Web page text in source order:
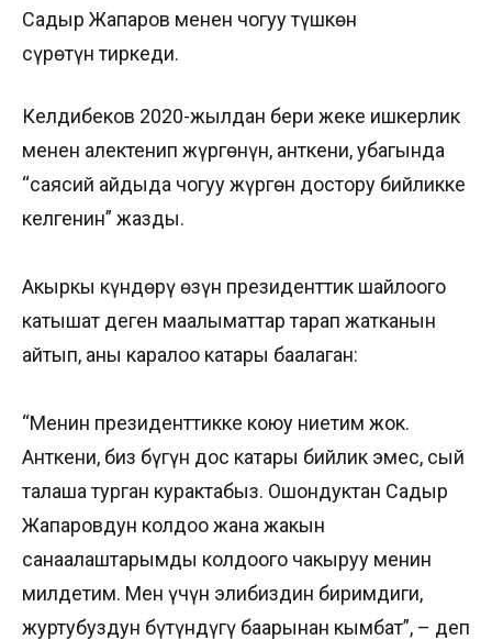
Садыр Жапаров менен чогуу түшкөн
сүрөтүн тиркеди.
Келдибеков 2020-жылдан бери жеке ишкерлик
менен алектенип жүргөнүн, анткени, убагында
“саясий айдыңда чогуу жүргөн достору бийликке
келгенин” жазды.
Акыркы күндөрү өзүн президенттик шайлоого
катышат деген маалыматтар тарап жатканын
айтып, аны каралоо катары баалаган:
“Менин президенттикке коюу ниетим жок.
Анткени, биз бүгүн дос катары бийлик эмес, сый
талаша турган курактабыз. Ошондуктан Садыр
Жапаровдун колдоо жана жакын
санаалаштарымды колдоого чакыруу менин
милдетим. Мен үчүн элибиздин биримдиги,
журтубуздун бүтүндүгү баарынан кымбат”, – деп